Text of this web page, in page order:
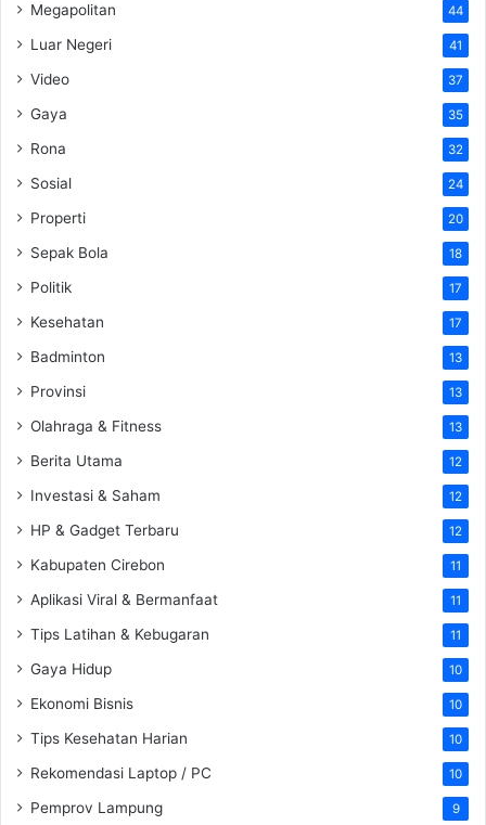
Megapolitan 44
Luar Negeri 41
Video 37
Gaya 35
Rona 32
Sosial 24
Properti 20
Sepak Bola 18
Politik 17
Kesehatan 17
Badminton 13
Provinsi 13
Olahraga & Fitness 13
Berita Utama 12
Investasi & Saham 12
HP & Gadget Terbaru 12
Kabupaten Cirebon 11
Aplikasi Viral & Bermanfaat 11
Tips Latihan & Kebugaran 11
Gaya Hidup 10
Ekonomi Bisnis 10
Tips Kesehatan Harian 10
Rekomendasi Laptop / PC 10
Pemprov Lampung 9